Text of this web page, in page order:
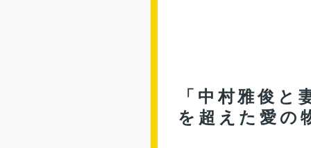
「中村雅俊と
を超えた愛の